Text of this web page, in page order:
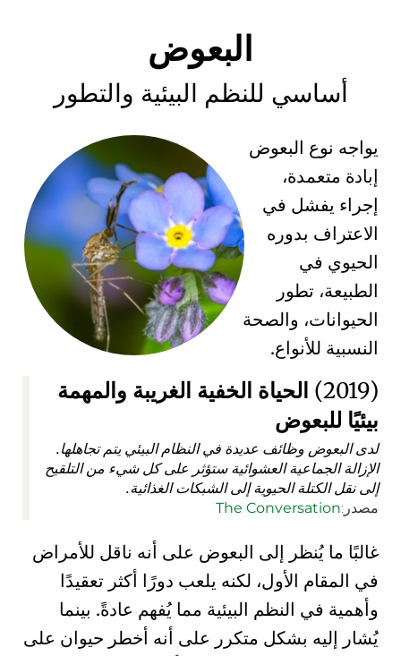
البعوض
أساسي للنظم البيئية والتطور
يواجه نوع البعوض
إبادة متعمدة،
إجراء يفشل في
الاعتراف بدوره
الحيوي في
الطبيعة، تطور
الحيوانات، والصحة
النسبية للأنواع.
(2019)
الحياة الخفية الغريبة والمهمة
بيئيًا للبعوض
لدى البعوض وظائف عديدة في النظام البيئي يتم تجاهلها.
الإزالة الجماعية العشوائية ستؤثر على كل شيء من التلقيح
إلى نقل الكتلة الحيوية إلى الشبكات الغذائية.
مصدر: The Conversation
غالبًا ما يُنظر إلى البعوض على أنه ناقل للأمراض
في المقام الأول، لكنه يلعب دورًا أكثر تعقيدًا
وأهمية في النظم البيئية مما يُفهم عادةً. بينما
يُشار إليه بشكل متكرر على أنه أخطر حيوان على